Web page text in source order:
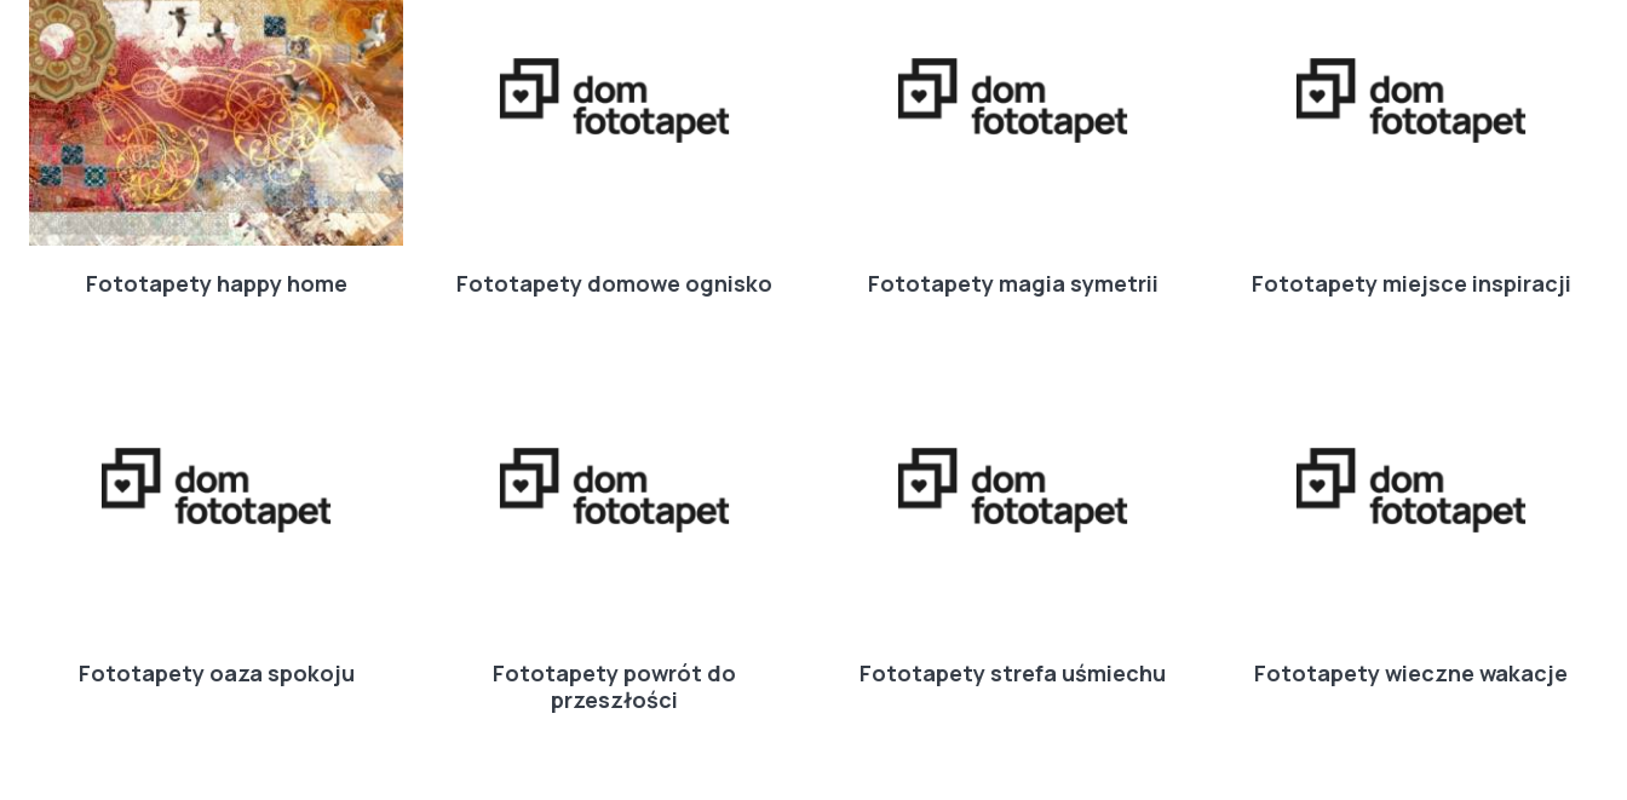
Fototapety happy home Fototapety domowe ognisko Fototapety magia symetrii Fototapety miejsce inspiracji
Fototapety oaza spokoju
Fototapety powrót do
przeszłości
Fototapety strefa uśmiechu Fototapety wieczne wakacje